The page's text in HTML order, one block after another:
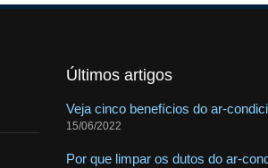
Últimos artigos
Veja cinco benefícios do ar-
15/06/2022
Por que limpar os dutos do ar-